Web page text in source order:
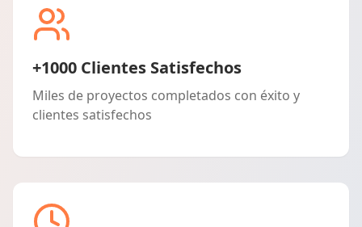
+1000 Clientes Satisfechos
Miles de proyectos completados con éxito y
clientes satisfechos